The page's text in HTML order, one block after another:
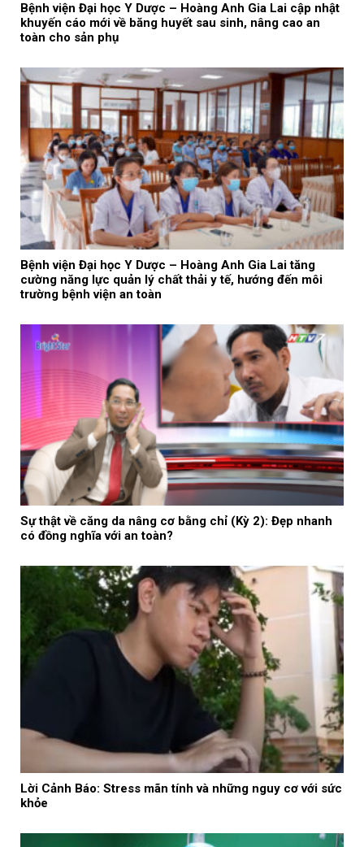
Bệnh viện Đại học Y Dược – Hoàng Anh Gia Lai cập nhật
khuyến cáo mới về băng huyết sau sinh, nâng cao an
toàn cho sản phụ
Bệnh viện Đại học Y Dược – Hoàng Anh Gia Lai tăng
cường năng lực quản lý chất thải y tế, hướng đến môi
trường bệnh viện an toàn
Sự thật về căng da nâng cơ bằng chỉ (Kỳ 2): Đẹp nhanh
có đồng nghĩa với an toàn?
Lời Cảnh Báo: Stress mãn tính và những nguy cơ với sức
khỏe